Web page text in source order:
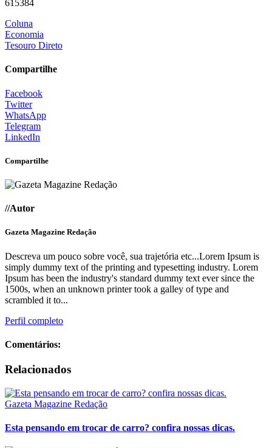
615384
Coluna
Economia
Tesouro Direto
Compartilhe
Facebook
Twitter
WhatsApp
Telegram
LinkedIn
Compartilhe
//Autor
Gazeta Magazine Redação
Descreva um pouco sobre você, sua trajetória etc...Lorem Ipsum is
simply dummy text of the printing and typesetting industry. Lorem
Ipsum has been the industry's standard dummy text ever since the
1500s, when an unknown printer took a galley of type and
scrambled it to...
Perfil completo
Comentários:
Relacionados
Gazeta Magazine Redação
Esta pensando em trocar de carro? confira nossas dicas.